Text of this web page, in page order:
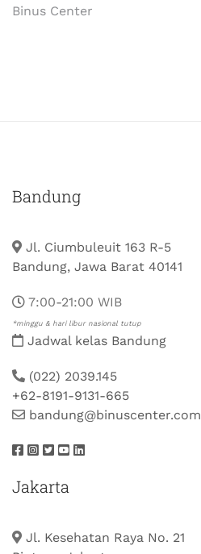
Binus Center
Bandung
Jl. Ciumbuleuit 163 R-5
Bandung, Jawa Barat 40141
7:00-21:00 WIB
*minggu & hari libur nasional tutup
Jadwal kelas Bandung
(022) 2039.145
+62-8191-9131-665
bandung@binuscenter.com
Jakarta
Jl. Kesehatan Raya No. 21